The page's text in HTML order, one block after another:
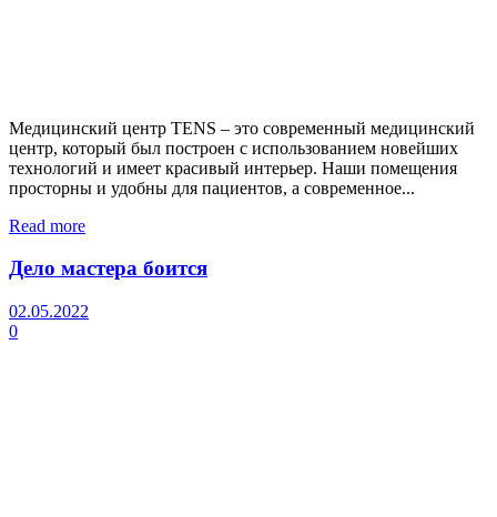
Медицинский центр TENS – это современный медицинский
центр, который был построен с использованием новейших
технологий и имеет красивый интерьер. Наши помещения
просторны и удобны для пациентов, а современное...
Read more
Дело мастера боится
02.05.2022
0